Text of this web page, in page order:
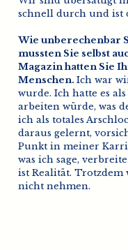
schnell durch und ist
Wie unberechenbar
mussten Sie selbst
Magazin hatten Sie
Menschen. Ich war
wurde. Ich hatte es
arbeiten würde, was
ich als totales
daraus gelernt,
Punkt in meiner
was ich sage,
ist Realität. Trotzdem
nicht nehmen.